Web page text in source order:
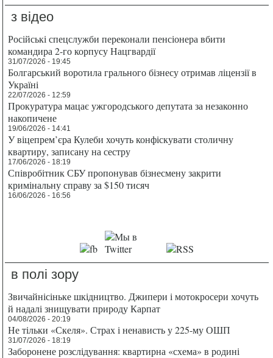
з відео
Російські спецслужби переконали пенсіонера вбити
командира 2-го корпусу Нацгвардії
31/07/2026 - 19:45
Болгарський воротила грального бізнесу отримав ліцензії в
Україні
22/07/2026 - 12:59
Прокуратура мацає ужгородського депутата за незаконно
накопичене
19/06/2026 - 14:41
У віцепрем’єра Кулеби хочуть конфіскувати столичну
квартиру, записану на сестру
17/06/2026 - 18:19
Співробітник СБУ пропонував бізнесмену закрити
кримінальну справу за $150 тисяч
16/06/2026 - 16:56
в полі зору
Звичайнісіньке шкідництво. Джипери і мотокросери хочуть
й надалі знищувати природу Карпат
04/08/2026 - 20:19
Не тільки «Скеля». Страх і ненависть у 225-му ОШП
31/07/2026 - 18:19
Заборонене розслідування: квартирна «схема» в родині